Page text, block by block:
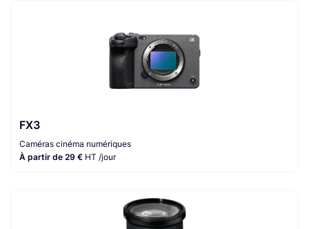
FX3
Caméras cinéma numériques
À partir de 29 € HT /jour